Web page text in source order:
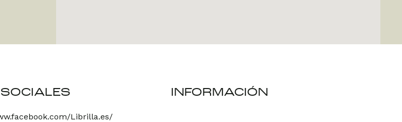
SOCIALES
Librilla.es/
INFORMACIÓN